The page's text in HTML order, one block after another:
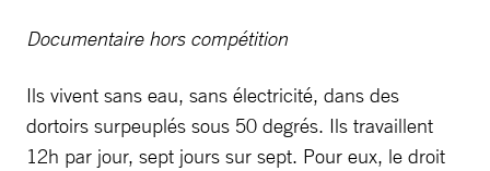
Documentaire hors compétition
Ils vivent sans eau, sans électricité, dans des
dortoirs surpeuplés sous 50 degrés. Ils travaillent
12h par jour, sept jours sur sept. Pour eux, le droit